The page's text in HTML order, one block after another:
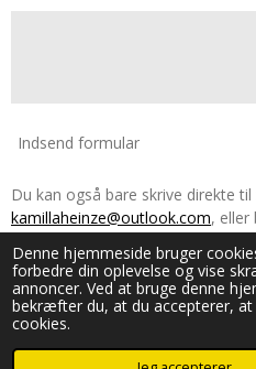
Denne hjemmeside bruger
forbedre din oplevelse og vise
annoncer. Ved at bruge denne
bekræfter du, at du accepterer, at
cookies.
Indsend formular
Du kan også bare skrive direkte
kamillaheinze@outlook.com, eller
I
n
s
t